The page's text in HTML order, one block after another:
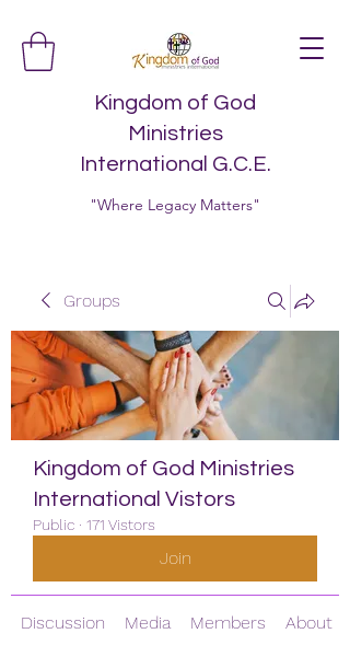
Kingdom of God
Ministries
International G.C.E.
"Where Legacy Matters"
Groups
Kingdom of God Ministries
International Vistors
Public · 171 Vistors
Join
Discussion Media Members About